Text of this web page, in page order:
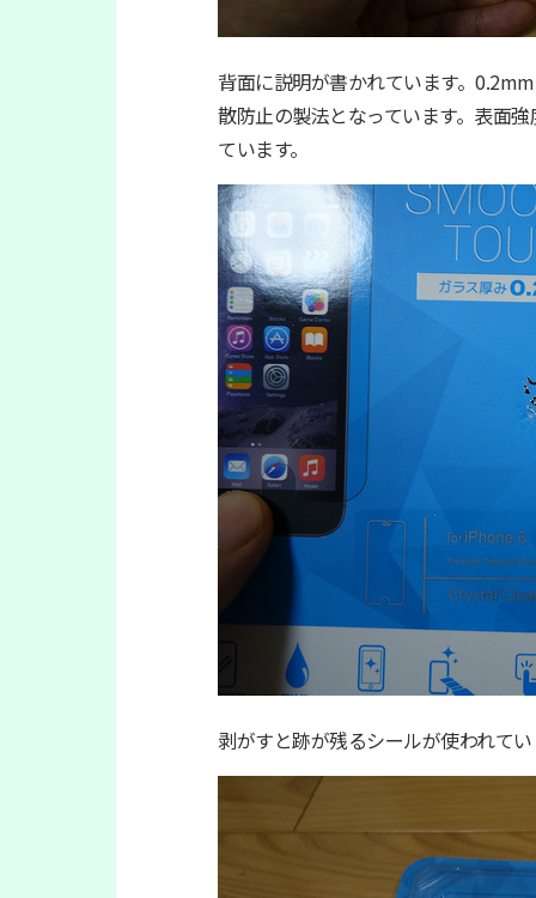
背面に説明が書かれています。
散防止の製法となっています。表面
ています。
剥がすと跡が残るシールが使われて